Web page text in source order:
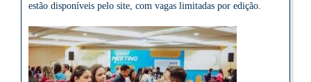
estão disponíveis pelo site, com vagas limitadas por edição.